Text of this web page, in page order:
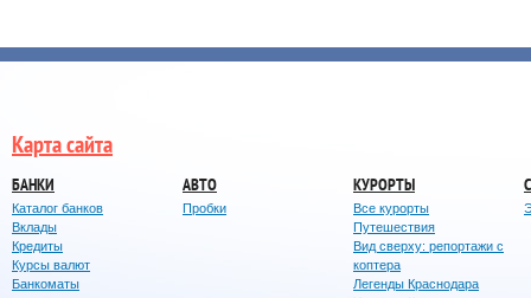
Карта сайта
БАНКИ
Каталог банков
Вклады
Кредиты
Курсы валют
Банкоматы
АВТО
Пробки
КУРОРТЫ
Все курорты
Путешествия
Вид сверху: репортажи с
коптера
Легенды Краснодара